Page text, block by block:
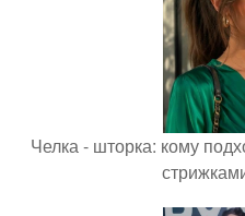
Челка - шторка: кому